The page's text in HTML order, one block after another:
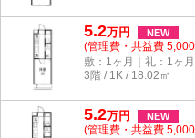
5.2万円 NEW
(管理費・共益費
敷：1ヶ月｜礼：1ヶ月
3階 / 1K / 18.02㎡
5.2万円 NEW
(管理費・共益費